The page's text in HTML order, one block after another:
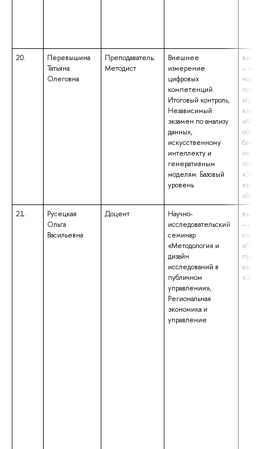
20.
Перевышина
Татьяна
Олеговна
Преподаватель;
Методист
Внешнее
измерение
цифровых
компетенций.
Итоговый контроль,
Независимый
экзамен по анализу
данных,
искусственному
интеллекту и
генеративным
моделям. Базовый
уровень
–
21.
Русецкая
Ольга
Васильевна
Доцент
Научно-
исследовательский
семинар
«Методология и
дизайн
исследований в
публичном
управлении»,
Региональная
экономика и
управление
–